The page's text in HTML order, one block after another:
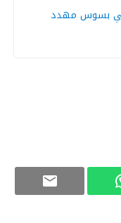
بسوس مهدد